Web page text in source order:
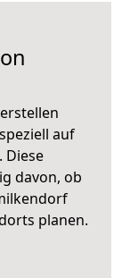
auf
Diese
davon, ob
planen.